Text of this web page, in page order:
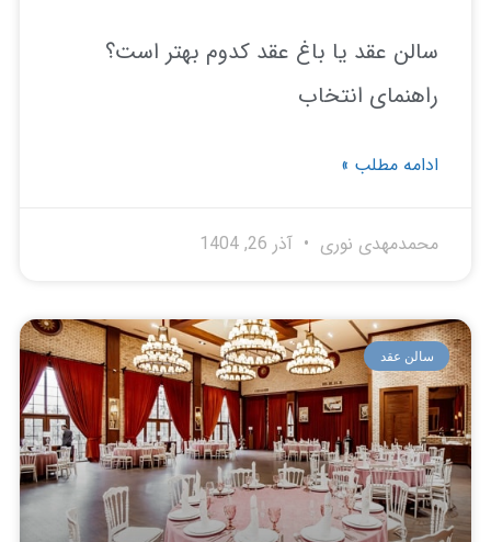
عقد یا باغ عقد کدوم بهتر است؟
انتخاب
مطلب »
نوری آذر 26, 1404
عقد